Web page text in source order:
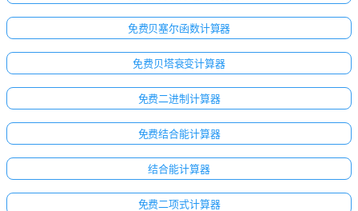
免费贝塞尔函数计算器
免费贝塔衰变计算器
免费二进制计算器
免费结合能计算器
结合能计算器
免费二项式计算器